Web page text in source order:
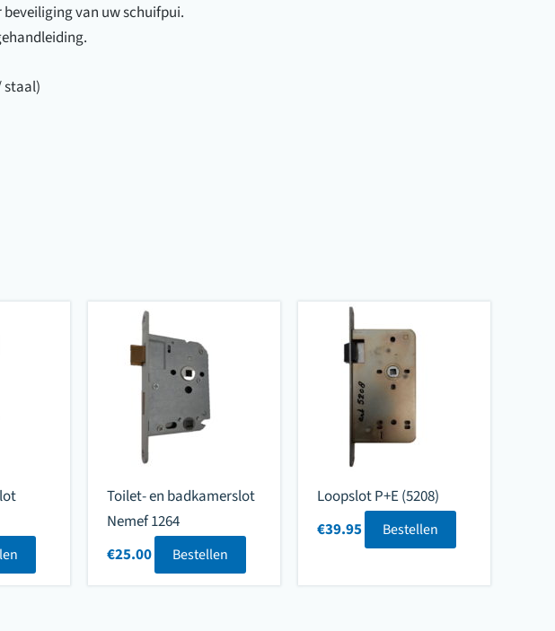
beveiliging van uw schuifpui.
staal)
Toilet- en badkamerslot
Nemef 1264
€25.00 Bestellen
Loopslot P+E (5208)
€39.95 Bestellen